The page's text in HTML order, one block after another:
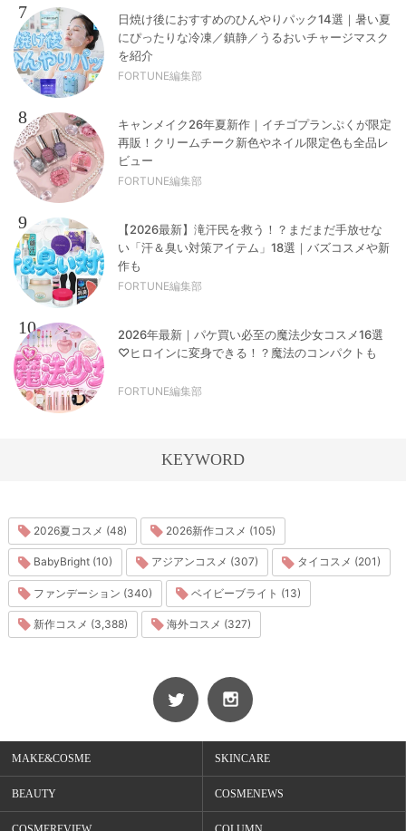
7
日焼け後におすすめのひんやりパック14選｜暑い夏
にぴったりな冷凍／鎮静／うるおいチャージマスク
を紹介
FORTUNE編集部
8
キャンメイク26年夏新作｜イチゴプランぷくが限定
再販！クリームチーク新色やネイル限定色も全品レ
ビュー
FORTUNE編集部
9
【2026最新】滝汗民を救う！？まだまだ手放せな
い「汗＆臭い対策アイテム」18選｜バズコスメや新
作も
FORTUNE編集部
10
2026年最新｜パケ買い必至の魔法少女コスメ16選
♡ヒロインに変身できる！？魔法のコンパクトも
FORTUNE編集部
KEYWORD
2026夏コスメ (48) 2026新作コスメ (105)
BabyBright (10) アジアンコスメ (307) タイコスメ (201)
ファンデーション (340) ベイビーブライト (13)
新作コスメ (3,388) 海外コスメ (327)
MAKE&COSME SKINCARE
BEAUTY COSMENEWS